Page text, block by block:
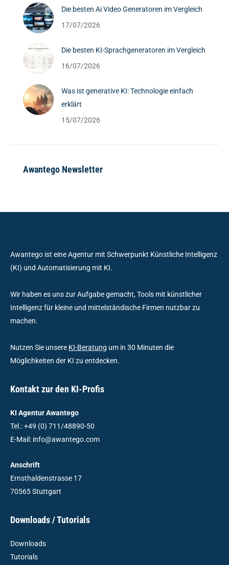
Die besten Ai Video Generatoren im Vergleich
17/07/2026
Die besten KI-Sprachgeneratoren im Vergleich
16/07/2026
Was ist generative KI: Technologie einfach
erklärt
15/07/2026
Awantego Newsletter
Awantego ist eine Agentur mit Schwerpunkt Künstliche Intelligenz
(KI) und Automatisierung mit KI.
Wir haben es uns zur Aufgabe gemacht, Tools mit künstlicher
Intelligenz für kleine und mittelständische Firmen nutzbar zu
machen.
Nutzen Sie unsere KI-Beratung um in 30 Minuten die
Möglichkeiten der KI zu entdecken.
Kontakt zur den KI-Profis
KI Agentur Awantego
Tel.: +49 (0) 711/48890-50
E-Mail: info@awantego.com
Anschrift
Ernsthaldenstrasse 17
70565 Stuttgart
Downloads / Tutorials
Downloads
Tutorials